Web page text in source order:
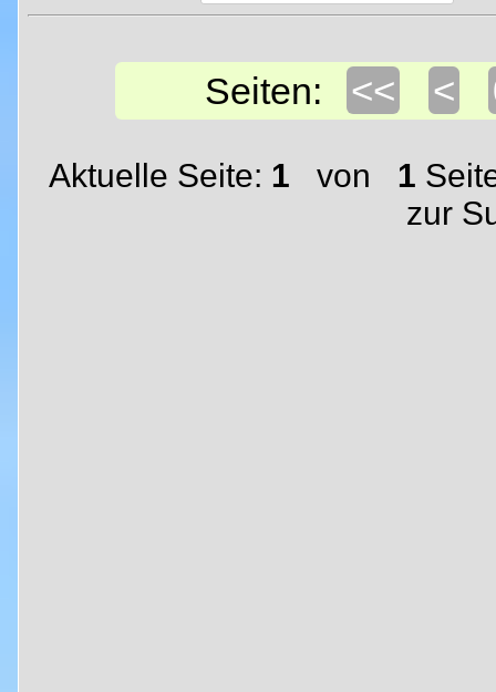
Seiten: << <
Aktuelle Seite: 1 von 1
zur